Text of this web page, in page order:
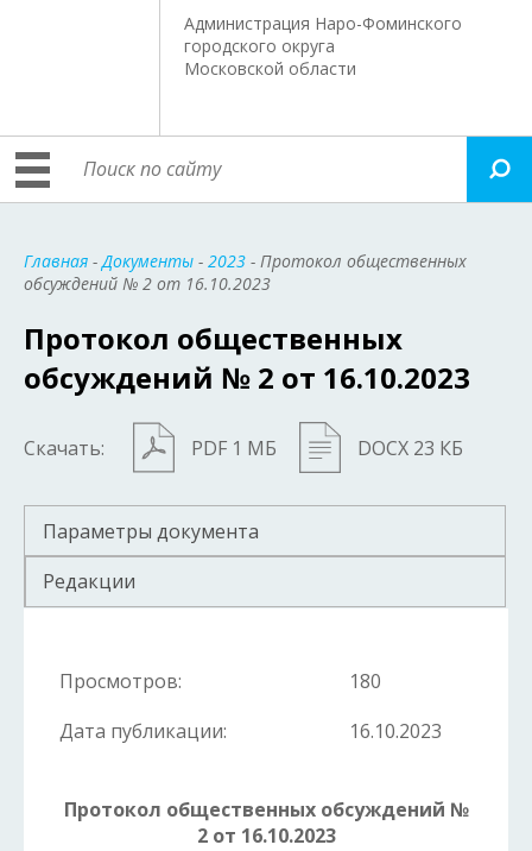
Администрация Наро-Фоминского
городского округа
Московской области
Главная -Документы - 2023 - Протокол общественных
обсуждений № 2 от 16.10.2023
Протокол общественных
обсуждений № 2 от 16.10.2023
Скачать: PDF 1 МБ DOCX 23 КБ
Параметры документа
Редакции
Просмотров:
180
Дата публикации:
16.10.2023
Протокол общественных обсуждений №
2 от 16.10.2023